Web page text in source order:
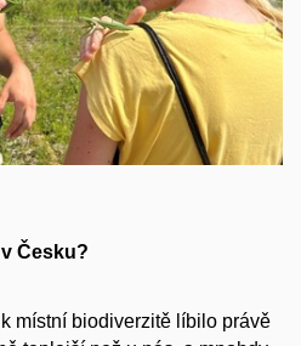
Česku?
místní biodiverzitě líbilo právě